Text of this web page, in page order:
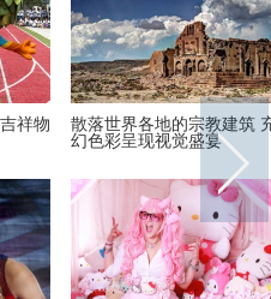
散落世界各地的宗教建筑 充满魔
幻色彩呈现视觉盛宴